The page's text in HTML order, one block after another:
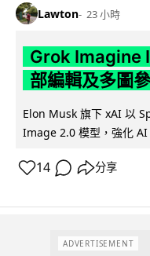
Lawton 23 小時
Grok Imagine
部編輯及多圖
Elon Musk 旗下 xAI 以
Image 2.0 模型，強化 AI
14 分享
ADVERTISEMENT